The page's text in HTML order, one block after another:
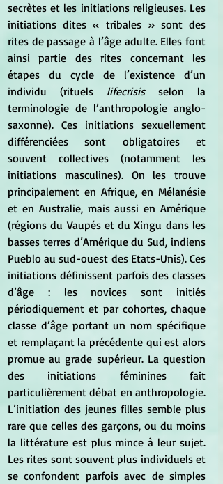
secrètes et les initiations religieuses. Les
initiations dites « tribales » sont des
rites de passage à l’âge adulte. Elles font
ainsi partie des rites concernant les
étapes du cycle de l’existence d’un
individu (rituels lifecrisis selon la
terminologie de l’anthropologie anglo-
saxonne). Ces initiations sexuellement
différenciées sont obligatoires et
souvent collectives (notamment les
initiations masculines). On les trouve
principalement en Afrique, en Mélanésie
et en Australie, mais aussi en Amérique
(régions du Vaupés et du Xingu dans les
basses terres d’Amérique du Sud, indiens
Pueblo au sud-ouest des Etats-Unis). Ces
initiations définissent parfois des classes
d’âge : les novices sont initiés
périodiquement et par cohortes, chaque
classe d’âge portant un nom spécifique
et remplaçant la précédente qui est alors
promue au grade supérieur. La question
des initiations féminines fait
particulièrement débat en anthropologie.
L’initiation des jeunes filles semble plus
rare que celles des garçons, ou du moins
la littérature est plus mince à leur sujet.
Les rites sont souvent plus individuels et
se confondent parfois avec de simples